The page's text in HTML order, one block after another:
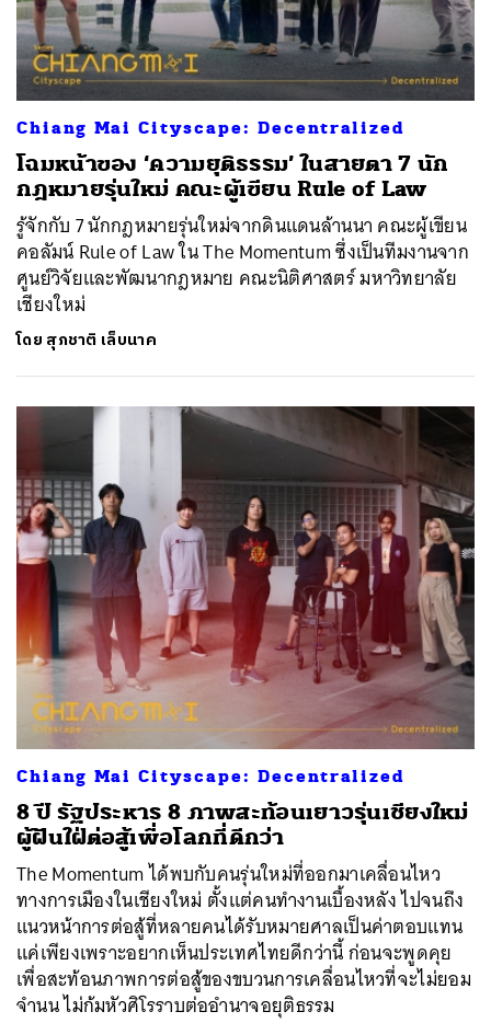
Chiang Mai Cityscape: Decentralized
โฉมหน้าของ ‘ความยุติธรรม’ ในสายตา 7 นัก
กฎหมายรุ่นใหม่ คณะผู้เขียน Rule of Law
รู้จักกับ 7 นักกฎหมายรุ่นใหม่จากดินแดนล้านนา คณะผู้เขียน
คอลัมน์ Rule of Law ใน The Momentum ซึ่งเป็นทีมงานจาก
ศูนย์วิจัยและพัฒนากฎหมาย คณะนิติศาสตร์ มหาวิทยาลัย
เชียงใหม่
โดย สุภชาติ เล็บนาค
Chiang Mai Cityscape: Decentralized
8 ปี รัฐประหาร 8 ภาพสะท้อนเยาวรุ่นเชียงใหม่
ผู้ฝันใฝ่ต่อสู้เพื่อโลกที่ดีกว่า
The Momentum ได้พบกับคนรุ่นใหม่ที่ออกมาเคลื่อนไหว
ทางการเมืองในเชียงใหม่ ตั้งแต่คนทำงานเบื้องหลัง ไปจนถึง
แนวหน้าการต่อสู้ที่หลายคนได้รับหมายศาลเป็นค่าตอบแทน
แค่เพียงเพราะอยากเห็นประเทศไทยดีกว่านี้ ก่อนจะพูดคุย
เพื่อสะท้อนภาพการต่อสู้ของขบวนการเคลื่อนไหวที่จะไม่ยอม
จำนน ไม่ก้มหัวศิโรราบต่ออำนาจอยุติธรรม